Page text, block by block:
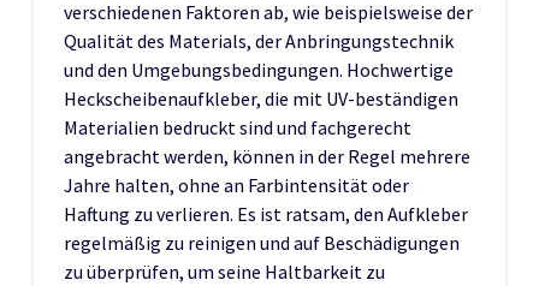
verschiedenen Faktoren ab, wie beispielsweise der
Qualität des Materials, der Anbringungstechnik
und den Umgebungsbedingungen. Hochwertige
Heckscheibenaufkleber, die mit UV-beständigen
Materialien bedruckt sind und fachgerecht
angebracht werden, können in der Regel mehrere
Jahre halten, ohne an Farbintensität oder
Haftung zu verlieren. Es ist ratsam, den Aufkleber
regelmäßig zu reinigen und auf Beschädigungen
zu überprüfen, um seine Haltbarkeit zu